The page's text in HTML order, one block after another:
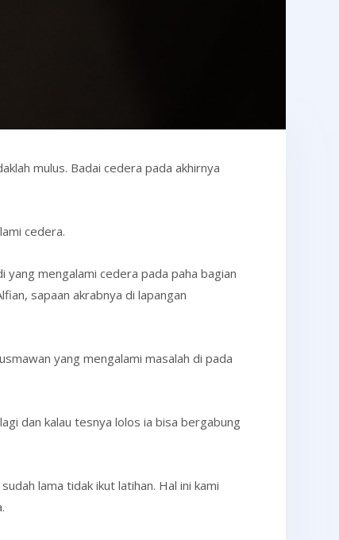
mulus. Badai cedera pada akhirnya
cedera.
yang mengalami cedera pada paha bagian
sapaan akrabnya di lapangan
yang mengalami masalah di pada
dan kalau tesnya lolos ia bisa bergabung
lama tidak ikut latihan. Hal ini kami